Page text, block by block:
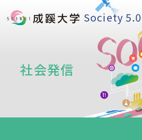
Society
社会発信